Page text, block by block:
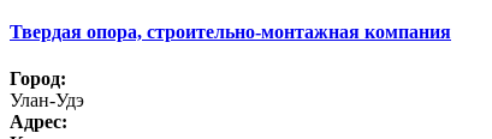
Твердая опора, строительно-монтажная компания
Город:
Улан-Удэ
Адрес: